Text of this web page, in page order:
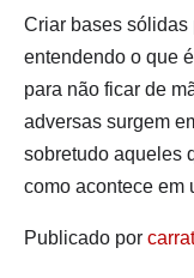
Criar bases sólidas
entendendo o que
para não ficar de
adversas surgem
sobretudo aqueles
como acontece
Publicado por